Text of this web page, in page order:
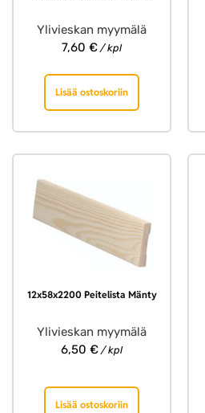
Ylivieskan myymälä
7,60 € / kpl
Lisää ostoskoriin
12x58x2200 Peitelista Mänty
Ylivieskan myymälä
6,50 € / kpl
Lisää ostoskoriin